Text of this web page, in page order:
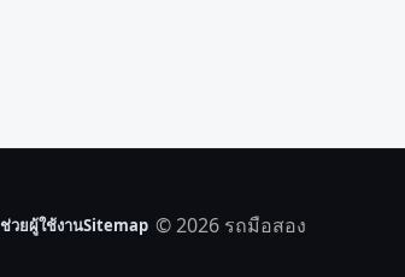
ช่วยผู้ใช้งานSitemap © 2026 รถมือสอง